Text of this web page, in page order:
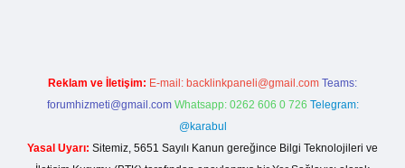
Reklam ve İletişim: E-mail: backlinkpaneli@gmail.com Teams:
forumhizmeti@gmail.com Whatsapp: 0262 606 0 726 Telegram:
@karabul
Yasal Uyarı: Sitemiz, 5651 Sayılı Kanun gereğince Bilgi Teknolojileri ve